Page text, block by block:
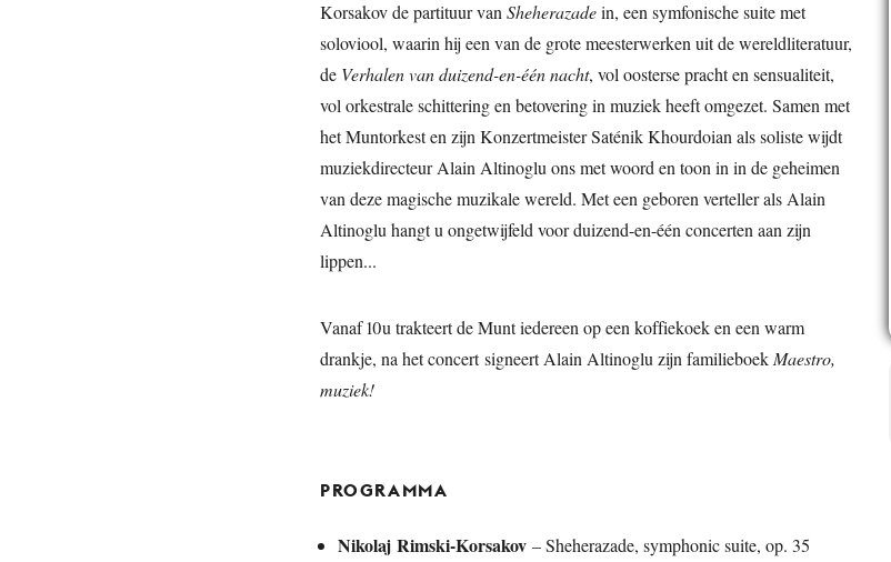
Korsakov de partituur van Sheherazadein, een symfonische suite met
soloviool, waarin hij een van de grote meesterwerken uit de wereldliteratuur,
de Verhalen van duizend-en-één nacht, vol oosterse pracht en sensualiteit,
vol orkestrale schittering en betovering in muziek heeft omgezet. Samen met
het Muntorkest en zijn Konzertmeister Saténik Khourdoian als soliste wijdt
muziekdirecteur Alain Altinoglu ons met woord en toon in in de geheimen
van deze magische muzikale wereld. Met een geboren verteller als Alain
Altinoglu hangt u ongetwijfeld voor duizend-en-één concerten aan zijn
lippen...
Vanaf 10u trakteert de Munt iedereen op een koffiekoek en een warm
drankje, na het concert signeert Alain Altinoglu zijn familieboek Maestro,
muziek!
PROGRAMMA
Nikolaj Rimski-Korsakov – Sheherazade, symphonic suite, op. 35